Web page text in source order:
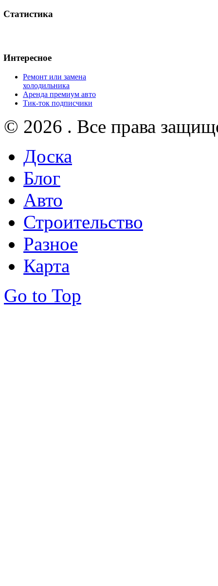
Статистика
Интересное
Ремонт или замена
холодильника
Аренда премиум авто
Тик-ток подписчики
© 2026 . Все права
Доска
Блог
Авто
Строительство
Разное
Карта
Go to Top